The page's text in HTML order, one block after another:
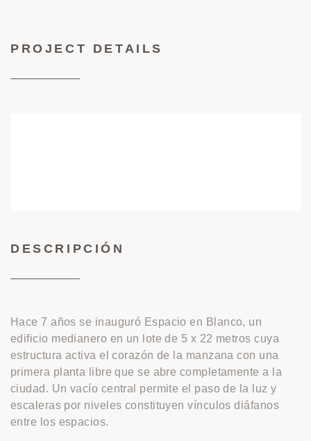
PROJECT DETAILS
DESCRIPCIÓN
Hace 7 años se inauguró Espacio en Blanco, un
edificio medianero en un lote de 5 x 22 metros cuya
estructura activa el corazón de la manzana con una
primera planta libre que se abre completamente a la
ciudad. Un vacío central permite el paso de la luz y
escaleras por niveles constituyen vínculos diáfanos
entre los espacios.